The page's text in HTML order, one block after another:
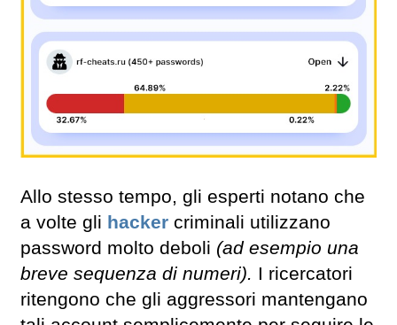
Allo stesso tempo, gli esperti notano che
a volte gli hacker criminali utilizzano
password molto deboli (ad esempio una
breve sequenza di numeri). I ricercatori
ritengono che gli aggressori mantengano